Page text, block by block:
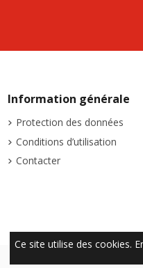
Information générale
Protection des données
Conditions d’utilisation
Contacter
Ce site utilise des cookies.